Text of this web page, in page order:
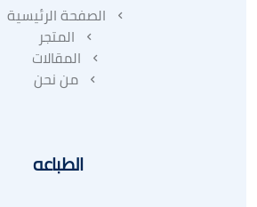
الصفحة الرئيسية
المتجر
المقالات
من نحن
الطباعه